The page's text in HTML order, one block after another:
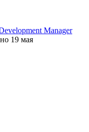
Manager
19 мая